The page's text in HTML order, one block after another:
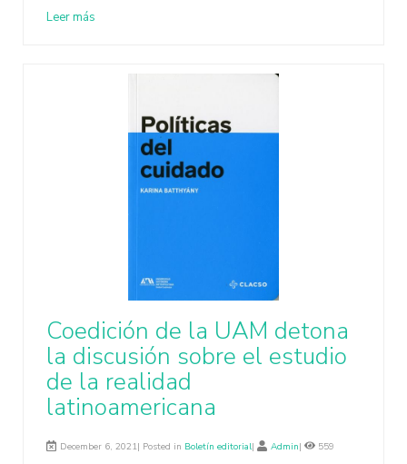
Leer más
Coedición de la UAM detona
la discusión sobre el estudio
de la realidad
latinoamericana
December 6, 2021| Posted in Boletín editorial| Admin| 559